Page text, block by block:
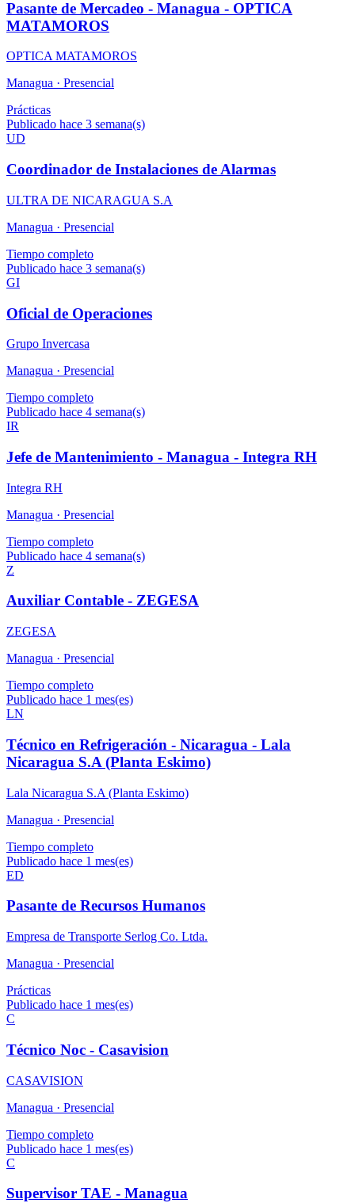
Pasante de Mercadeo - Managua - OPTICA
MATAMOROS
OPTICA MATAMOROS
Managua · Presencial
Prácticas
Publicado hace 3 semana(s)
UD
Coordinador de Instalaciones de Alarmas
ULTRA DE NICARAGUA S.A
Managua · Presencial
Tiempo completo
Publicado hace 3 semana(s)
GI
Oficial de Operaciones
Grupo Invercasa
Managua · Presencial
Tiempo completo
Publicado hace 4 semana(s)
IR
Jefe de Mantenimiento - Managua - Integra RH
Integra RH
Managua · Presencial
Tiempo completo
Publicado hace 4 semana(s)
Z
Auxiliar Contable - ZEGESA
ZEGESA
Managua · Presencial
Tiempo completo
Publicado hace 1 mes(es)
LN
Técnico en Refrigeración - Nicaragua - Lala
Nicaragua S.A (Planta Eskimo)
Lala Nicaragua S.A (Planta Eskimo)
Managua · Presencial
Tiempo completo
Publicado hace 1 mes(es)
ED
Pasante de Recursos Humanos
Empresa de Transporte Serlog Co. Ltda.
Managua · Presencial
Prácticas
Publicado hace 1 mes(es)
C
Técnico Noc - Casavision
CASAVISION
Managua · Presencial
Tiempo completo
Publicado hace 1 mes(es)
C
Supervisor TAE - Managua